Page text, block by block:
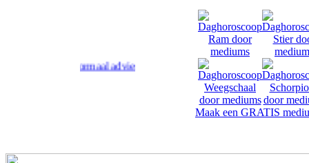
geven paranormaal advies en antwoord op uw levensvragen.
Maak een GRATIS